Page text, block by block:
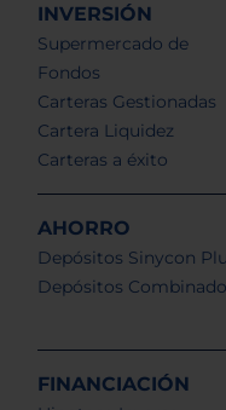
INVERSIÓN
Supermercado de
Fondos
Carteras Gestionadas
Cartera Liquidez
Carteras a éxito
AHORRO
Depósitos Sinycon
Depósitos
FINANCIACIÓN